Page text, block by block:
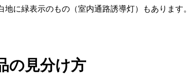
地に緑表示のもの（室内通路誘導灯）もあります。
の見分け方